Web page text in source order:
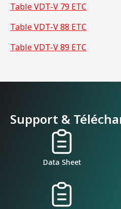
Table VDT-V 79 ETC
Table VDT-V 88 ETC
Table VDT-V 89 ETC
Support &
Data Sheet